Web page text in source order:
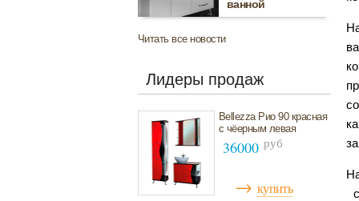
ванной
Читать все новости
Лидеры продаж
Bellezza Рио 90 красная
с чёерным левая
36000 руб
→ купить